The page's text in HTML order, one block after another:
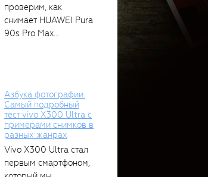
проверим, как
снимает HUAWEI Pura
90s Pro Max...
Азбука фотографии.
Самый подробный
тест vivo X300 Ultra с
примерами снимков в
разных жанрах
Vivo X300 Ultra стал
первым смартфоном,